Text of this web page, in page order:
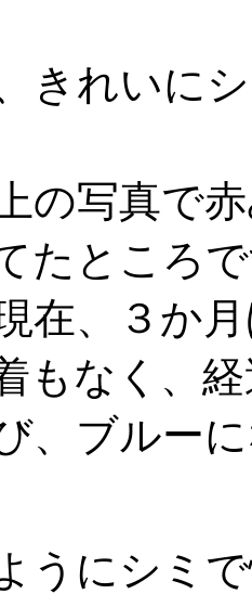
きれいに
の写真で
たところ
在、３か
もなく、
、ブルー
うにシミ